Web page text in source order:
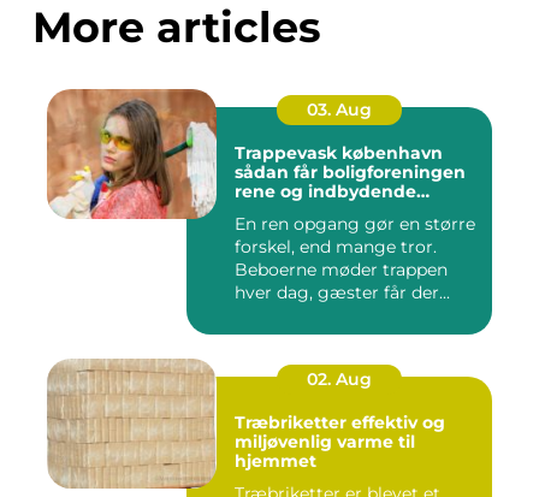
More articles
03. Aug
Trappevask københavn
sådan får boligforeningen
rene og indbydende
En ren opgang gør en større
forskel, end mange tror.
Beboerne møder trappen
hver dag, gæster får der...
02. Aug
Træbriketter effektiv og
miljøvenlig varme til
hjemmet